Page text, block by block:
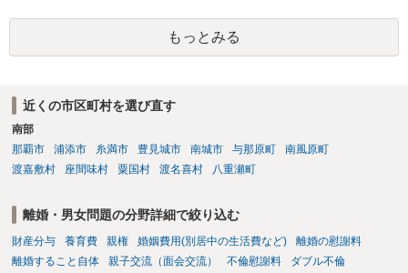
が、 ２００万円でも、５０万円でも、公序良俗に反するほど高額
と思います。 そのうえで、合意できるかは、相手も納得できるか
否かにかかってはきますが。 ４ 質問④ ご記載の内容からは判断
できないのですが、 清算条項を記載しないで合意することはリス
クがありますので、むしろ、原則としては、清算条項を記載するべき
であるとお考えいただくといいです。 ご質問に対する回答は以上で
直接相談されて、 今後の対応についてアドバイス等を求めることを
お勧めいたします。 ご参考にしていただければ幸いです。
えられます。弁護士へ依頼しているのであれば、担当弁護士とよく相
談してください。
もっとみる
近くの市区町村を選び直す
南部
那覇市
浦添市 糸満市 豊見城市 南城市 与那原町
南風原町
渡嘉敷村
座間味村 粟国村 渡名喜村 八重瀬町
離婚・男女問題の分野詳細で絞り込む
財産分与 養育費 親権 婚姻費用(別居中の生活費など)
離婚の慰謝料
離婚すること自体
親子交流（面会交流） 不倫慰謝料
ダブル不倫